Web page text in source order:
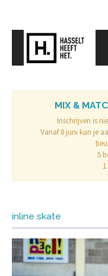
MIX &
Inschrijven is
Vanaf 8 juni kan je
5
inline skate